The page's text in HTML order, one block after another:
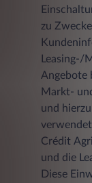
zu
Leasing-/
Angebote
Markt-
und
Crédit
und die
Diese